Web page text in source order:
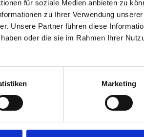
für soziale Medien anbieten zu
zu Ihrer Verwendung unserer
Unsere Partner führen diese
oder die sie im Rahmen Ihrer
Marketing
(see the browser consolefor more